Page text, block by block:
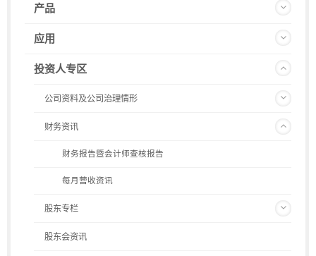
产品
应用
投资人专区
公司资料及公司治理情形
财务资讯
财务报告暨会计师查核报告
每月营收资讯
股东专栏
股东会资讯